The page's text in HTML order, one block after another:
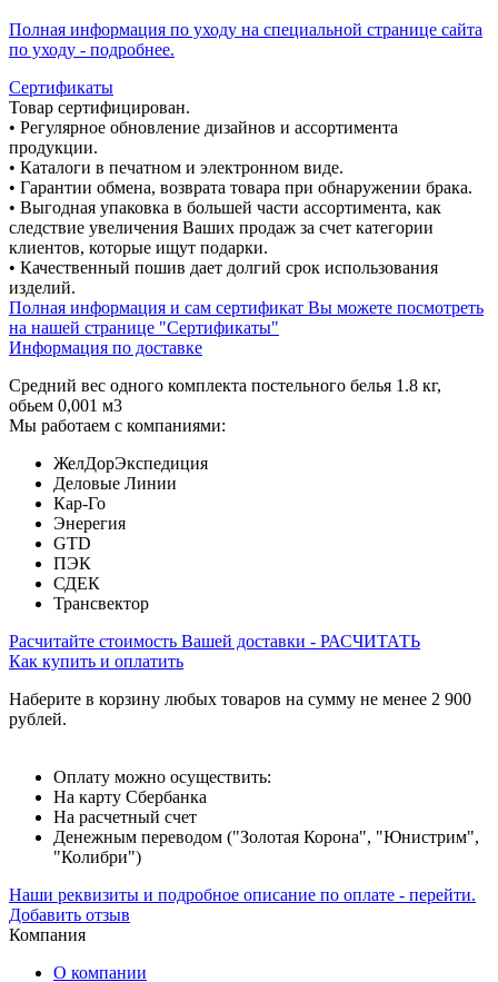
Полная информация по уходу на специальной странице сайта
по уходу - подробнее.
Сертификаты
Товар сертифицирован.
• Регулярное обновление дизайнов и ассортимента
продукции.
• Каталоги в печатном и электронном виде.
• Гарантии обмена, возврата товара при обнаружении брака.
• Выгодная упаковка в большей части ассортимента, как
следствие увеличения Ваших продаж за счет категории
клиентов, которые ищут подарки.
• Качественный пошив дает долгий срок использования
изделий.
Полная информация и сам сертификат Вы можете посмотреть
на нашей странице "Сертификаты"
Информация по доставке
Средний вес одного комплекта постельного белья 1.8 кг,
обьем 0,001 м3
Мы работаем с компаниями:
ЖелДорЭкспедиция
Деловые Линии
Кар-Го
Энерегия
GTD
ПЭК
СДЕК
Трансвектор
Расчитайте стоимость Вашей доставки - РАСЧИТАТЬ
Как купить и оплатить
Наберите в корзину любых товаров на сумму не менее 2 900
рублей.
Оплату можно осуществить:
На карту Сбербанка
На расчетный счет
Денежным переводом ("Золотая Корона", "Юнистрим",
"Колибри")
Наши реквизиты и подробное описание по оплате - перейти.
Добавить отзыв
Компания
О компании